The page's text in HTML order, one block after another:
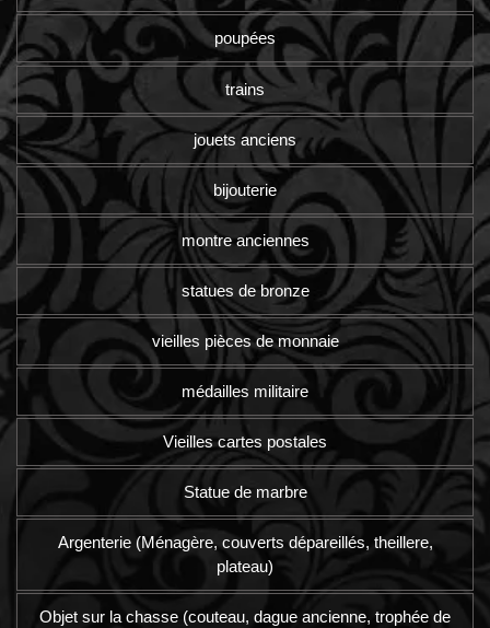
poupées
trains
jouets anciens
bijouterie
montre anciennes
statues de bronze
vieilles pièces de monnaie
médailles militaire
Vieilles cartes postales
Statue de marbre
Argenterie (Ménagère, couverts dépareillés, theillere,
plateau)
Objet sur la chasse (couteau, dague ancienne, trophée de